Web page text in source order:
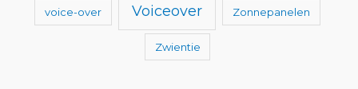
voice-over Voiceover Zonnepanelen
Zwientie